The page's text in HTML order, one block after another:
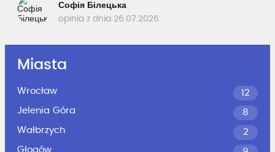
Софія Білецька
opinia z dnia 26.07.2026
Miasta
Wrocław
12
Jelenia Góra
8
Wałbrzych
2
Głogów